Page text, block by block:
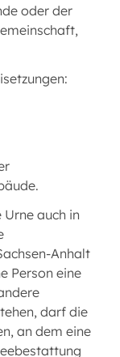
oder der
auch in
Anhalt
Person eine
darf die
an dem eine